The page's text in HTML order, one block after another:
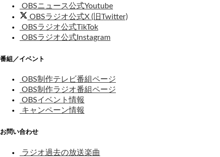
OBSニュース公式Youtube
OBSラジオ公式X (旧Twitter)
OBSラジオ公式TikTok
OBSラジオ公式Instagram
番組／イベント
OBS制作テレビ番組ページ
OBS制作ラジオ番組ページ
OBSイベント情報
キャンペーン情報
お問い合わせ
ラジオ過去の放送楽曲